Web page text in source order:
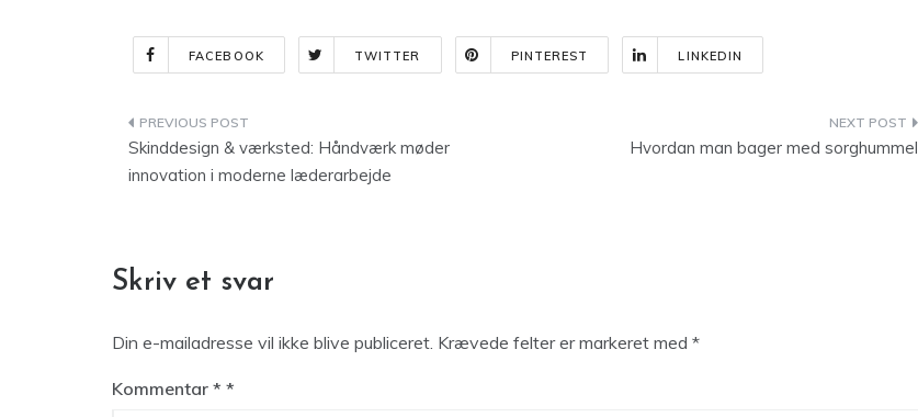
FACEBOOK TWITTER PINTEREST LINKEDIN
Indlægsnavigation
Skinddesign & værksted: Håndværk møder
innovation i moderne læderarbejde
Hvordan man bager med sorghummel
Skriv et svar
Din e-mailadresse vil ikke blive publiceret. Krævede felter er markeret med *
Kommentar *